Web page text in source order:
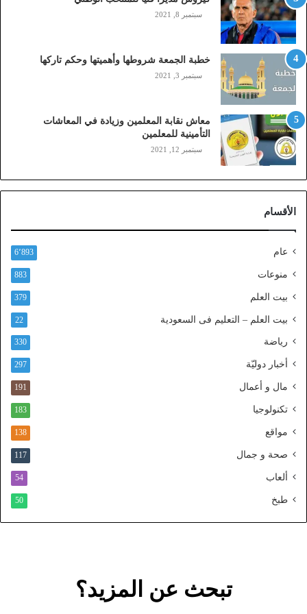
و
ب
ا
ي
ل
ي
ز
ي
ن
)
ا
ل
ف
ا
ا
ط
ا
م
و
د
سبتمبر 8, 2021
خطبة الجمعة شروطها وأهميتها وحكم تاركها
سبتمبر 3, 2021
معاش نقابة المعلمين وزيادة في المعاشات
التأمينية للمعلمين
سبتمبر 12, 2021
الأقسام
عام 6٬893
منوعات 883
بيت العلم 379
بيت العلم – التعليم فى السعودية 22
رياضة 330
أخبار دوليّة 297
مال و أعمال 191
تكنولوجيا 183
مواقع 138
صحة و جمال 117
ألعاب 54
طبخ 50
تبحث عن المزيد؟